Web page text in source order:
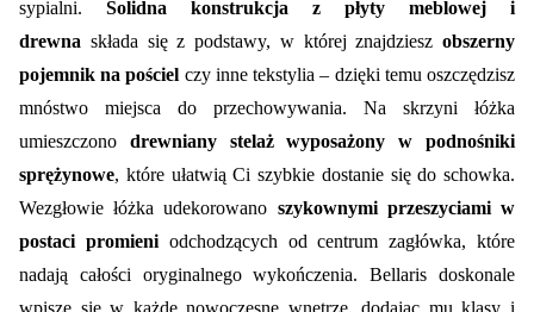
Powierzchnia spania:
160x200 cm
Wysokość:
90 cm
Szerokość:
168 cm
sypialni. Solidna konstrukcja z płyty meblowej i
drewna składa się z podstawy, w której znajdziesz obszerny
pojemnik na pościel czy inne tekstylia – dzięki temu oszczędzisz
mnóstwo miejsca do przechowywania. Na skrzyni łóżka
umieszczono drewniany stelaż wyposażony w podnośniki
sprężynowe, które ułatwią Ci szybkie dostanie się do schowka.
Wezgłowie łóżka udekorowano szykownymi przeszyciami w
postaci promieniodchodzących od centrum zagłówka, które
nadają całości oryginalnego wykończenia. Bellaris doskonale